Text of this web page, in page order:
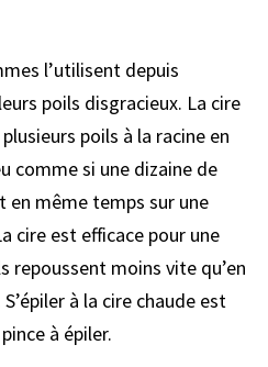
l’utilisent depuis
poils disgracieux. La cire
poils à la racine en
comme si une dizaine de
en même temps sur une
cire est efficace pour une
repoussent moins vite qu’en
à la cire chaude est
à épiler.